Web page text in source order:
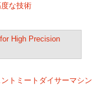
な技術
トミートダイサーマシン